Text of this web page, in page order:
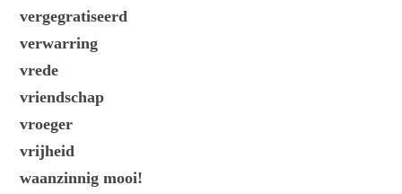
vergegratiseerd
verwarring
vrede
vriendschap
vroeger
vrijheid
waanzinnig mooi!